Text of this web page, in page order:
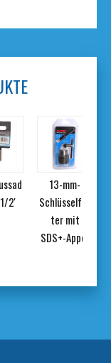
2'
13-mm-
Schlüsselfut
ter mit
SDS+-Appor